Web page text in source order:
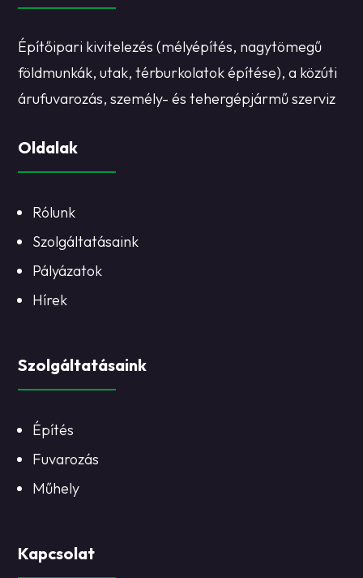
Építőipari kivitelezés (mélyépítés, nagytömegű
földmunkák, utak, térburkolatok építése), a közúti
árufuvarozás, személy- és tehergépjármű szerviz
Oldalak
Rólunk
Szolgáltatásaink
Pályázatok
Hírek
Szolgáltatásaink
Építés
Fuvarozás
Műhely
Kapcsolat